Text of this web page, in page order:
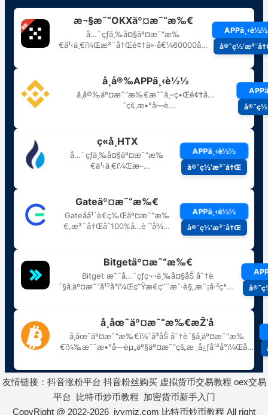
友情链接： 抖音涨粉平台 抖音粉丝购买 虚拟货币交易教程 oex交易
平台
比特币炒币教程 加密货币新手入门
CopyRight @ 2022-2026 jyymjz.com 比特币炒币教程 All right